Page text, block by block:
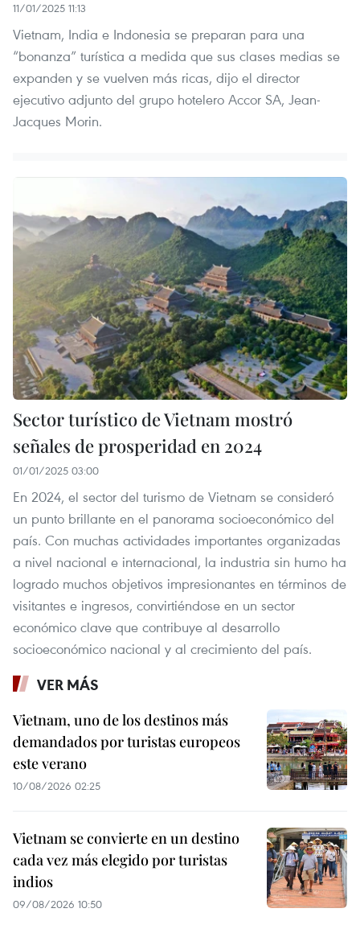
11/01/2025 11:13
Vietnam, India e Indonesia se preparan para una
“bonanza” turística a medida que sus clases medias se
expanden y se vuelven más ricas, dijo el director
ejecutivo adjunto del grupo hotelero Accor SA, Jean-
Jacques Morin.
Sector turístico de Vietnam mostró
señales de prosperidad en 2024
01/01/2025 03:00
En 2024, el sector del turismo de Vietnam se consideró
un punto brillante en el panorama socioeconómico del
país. Con muchas actividades importantes organizadas
a nivel nacional e internacional, la industria sin humo ha
logrado muchos objetivos impresionantes en términos de
visitantes e ingresos, convirtiéndose en un sector
económico clave que contribuye al desarrollo
socioeconómico nacional y al crecimiento del país.
VER MÁS
Vietnam, uno de los destinos más
demandados por turistas europeos
este verano
10/08/2026 02:25
Vietnam se convierte en un destino
cada vez más elegido por turistas
indios
09/08/2026 10:50